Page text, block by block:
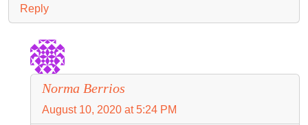
Reply
Norma Berrios
August 10, 2020 at 5:24 PM